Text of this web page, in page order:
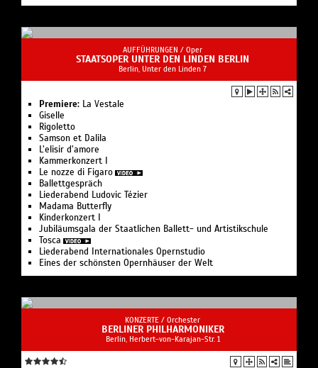
AUFFÜHRUNGEN / Oper
STAATSOPER UNTER DEN LINDEN BERLIN
Berlin, Unter den Linden 7
Premiere: La Vestale
Giselle
Rigoletto
Samson et Dalila
L’elisir d’amore
Kam­mer­kon­zert I
Le nozze di Figaro
Ballettgespräch
Liederabend Ludovic Tézier
Madama Butterfly
Kinderkonzert I
Jubiläumsgala der Staatlichen Ballett- und Artistikschule
Tosca
Liederabend Internationales Opernstudio
Eines der schönsten Opernhäuser der Welt
KONZERTE / Orchester
BERLINER PHILHARMONIKER
Berlin, Herbert-von-Karajan-Str. 1